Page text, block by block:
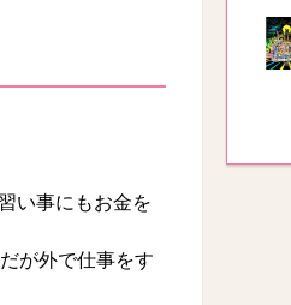
い事にもお金を
が外で仕事をす